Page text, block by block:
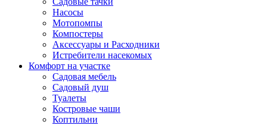
Насосы
Мотопомпы
Компостеры
Аксессуары и Расходники
Истребители насекомых
Комфорт на участке
Садовая мебель
Садовый душ
Туалеты
Костровые чаши
Коптильни